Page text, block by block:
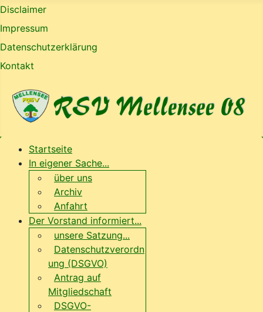
Disclaimer
Impressum
Datenschutzerklärung
Kontakt
Startseite
In eigener Sache...
über uns
Archiv
Anfahrt
Der Vorstand informiert...
unsere Satzung...
Datenschutzverordn
ung (DSGVO)
Antrag auf
Mitgliedschaft
DSGVO-